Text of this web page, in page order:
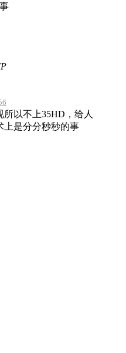
以不上35HD，给人
上是分分秒秒的事